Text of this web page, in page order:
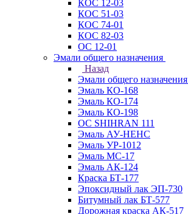
КОС 12-03
КОС 51-03
КОС 74-01
КОС 82-03
ОС 12-01
Эмали общего назначения
Назад
Эмали общего назначения
Эмаль КО-168
Эмаль КО-174
Эмаль КО-198
ОС SHIHRAN 111
Эмаль АУ-НЕНС
Эмаль УР-1012
Эмаль МС-17
Эмаль АК-124
Краска БТ-177
Эпоксидный лак ЭП-730
Битумный лак БТ-577
Дорожная краска АК-517